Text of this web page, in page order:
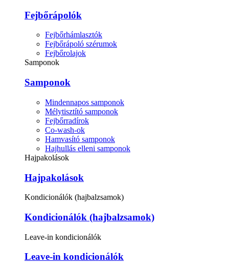
Fejbőrápolók
Fejbőrhámlasztók
Fejbőrápoló szérumok
Fejbőrolajok
Samponok
Samponok
Mindennapos samponok
Mélytisztító samponok
Fejbőrradírok
Co-wash-ok
Hamvasító samponok
Hajhullás elleni samponok
Hajpakolások
Hajpakolások
Kondicionálók (hajbalzsamok)
Kondicionálók (hajbalzsamok)
Leave-in kondicionálók
Leave-in kondicionálók